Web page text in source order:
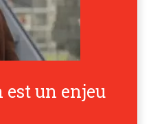
est un enjeu